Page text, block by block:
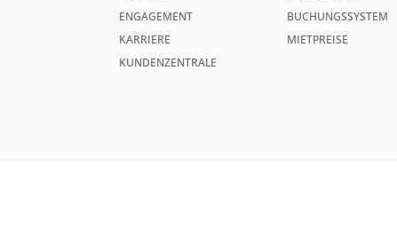
ENGAGEMENT
KARRIERE
KUNDENZENTRALE
BUCHUNGSSYSTEM
MIETPREISE